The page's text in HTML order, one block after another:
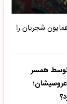
شجریان را
توسط همسر